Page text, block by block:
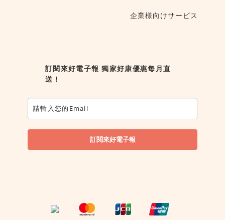
企業様向けサービス
訂閱來好電子報 獨家好康優惠每月直
送！
訂閱來好電子報